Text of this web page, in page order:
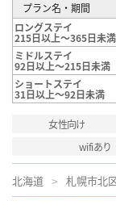
プラン名・期間
ロングステイ
215日以上～365日未満
ミドルステイ
92日以上～215日未満
ショートステイ
31日以上～92日未満
女性向け
wifiあり
北海道 札幌市北